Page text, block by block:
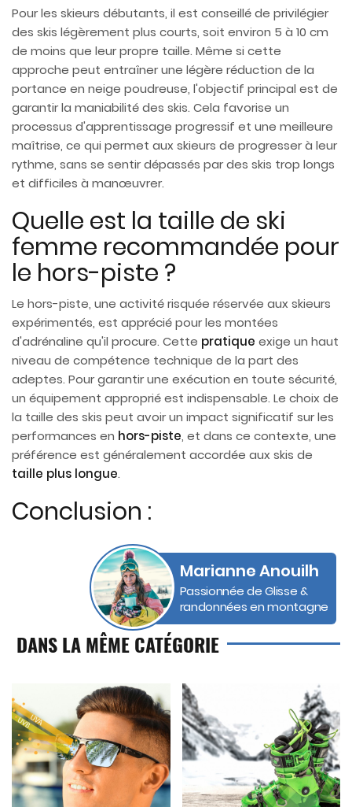
Pour les skieurs débutants, il est conseillé de privilégier
des skis légèrement plus courts, soit environ 5 à 10 cm
de moins que leur propre taille. Même si cette
approche peut entraîner une légère réduction de la
portance en neige poudreuse, l'objectif principal est de
garantir la maniabilité des skis. Cela favorise un
processus d'apprentissage progressif et une meilleure
maîtrise, ce qui permet aux skieurs de progresser à leur
rythme, sans se sentir dépassés par des skis trop longs
et difficiles à manœuvrer.
Quelle est la taille de ski
femme recommandée pour
le hors-piste ?
Le hors-piste, une activité risquée réservée aux skieurs
expérimentés, est apprécié pour les montées
d'adrénaline qu'il procure. Cette pratique exige un haut
niveau de compétence technique de la part des
adeptes. Pour garantir une exécution en toute sécurité,
un équipement approprié est indispensable. Le choix de
la taille des skis peut avoir un impact significatif sur les
performances en hors-piste, et dans ce contexte, une
préférence est généralement accordée aux skis de
taille plus longue.
Conclusion :
Marianne Anouilh
Passionnée de Glisse &
randonnées en montagne
DANS LA MÊME CATÉGORIE